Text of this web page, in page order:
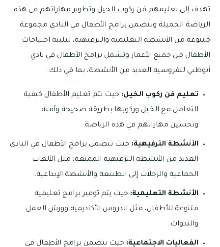
تهدف إلى تعليمهم فن ركوب الخيل وتطوير مهاراتهم في هذه
الرياضة الجميلة وتتضمن برامج الأطفال في النادي مجموعة
متنوعة من الأنشطة التعليمية والترفيهية، لتلبية احتياجات
الأطفال من جميع الأعمار وتشمل برامج الأطفال في نادي
أبوظبي للفروسية العديد من الأنشطة، بما في ذلك:
تعليم فن ركوب الخيل: حيث يتم تعليم الأطفال كيفية
التعامل مع الخيل وركوبها بطريقة صحيحة وآمنة،
وتحسين مهاراتهم في هذه الرياضة.
الأنشطة الترفيهية: حيث تتضمن برامج الأطفال في النادي
العديد من الأنشطة الترفيهية الممتعة، مثل الألعاب
الجماعية والرحلات إلى الطبيعة والأنشطة الإبداعية.
الأنشطة التعليمية: حيث يتم توفير برامج تعليمية
متنوعة للأطفال، مثل الدروس الأكاديمية وورش العمل
والندوات.
الفعاليات الاجتماعية: حيث تتضمن برامج الأطفال في